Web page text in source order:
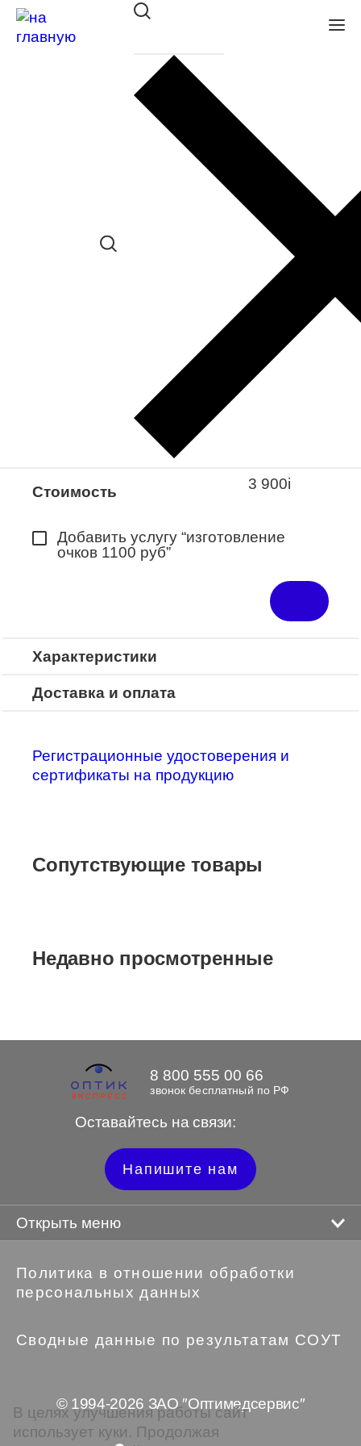
Оправа BANISS BR 6059 C03
в наличии (Больше 5 шт.) *наличие
товара в конкретном салоне
необходимо уточнять отдельно
Закажите понравившуюся модель
в ближайший салон “Оптик-Экспресс”.
*Доступно для Республики
Стоимость 3 900i
Добавить услугу “изготовление
очков 1100 руб”
Сравнить товар
Характеристики
Доставка и оплата
Регистрационные удостоверения и
сертификаты на продукцию
Сопутствующие товары
Недавно просмотренные
Оставайтесь на связи:
8 800 555 00 66
звонок бесплатный по РФ
Напишите нам
Открыть меню
Политика в отношении обработки
персональных данных
Сводные данные по результатам СОУТ
© 1994-2026 ЗАО ″Оптимедсервис″
В целях улучшения работы сайт
использует куки. Продолжая